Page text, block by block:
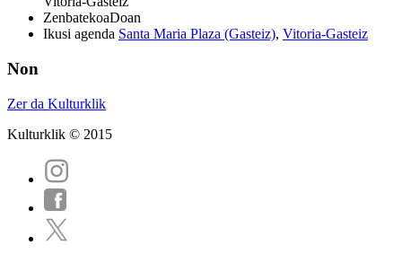
ZenbatekoaDoan
Ikusi agenda Santa Maria Plaza (Gasteiz), Vitoria-Gasteiz
Non
Zer da Kulturklik
Kulturklik © 2015